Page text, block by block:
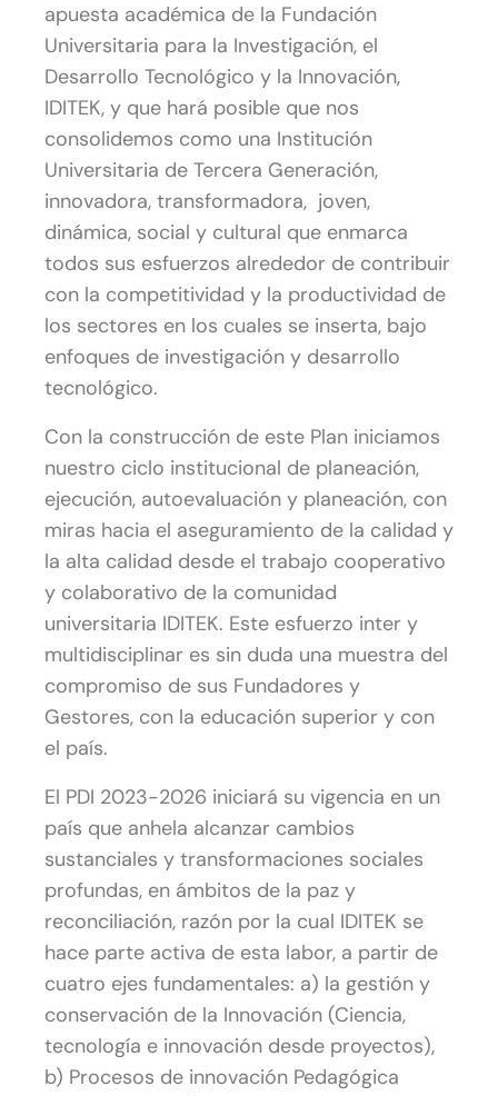
apuesta académica de la Fundación
Universitaria para la Investigación, el
Desarrollo Tecnológico y la Innovación,
IDITEK, y que hará posible que nos
consolidemos como una Institución
Universitaria de Tercera Generación,
innovadora, transformadora, joven,
dinámica, social y cultural que enmarca
todos sus esfuerzos alrededor de contribuir
con la competitividad y la productividad de
los sectores en los cuales se inserta, bajo
enfoques de investigación y desarrollo
tecnológico.
Con la construcción de este Plan iniciamos
nuestro ciclo institucional de planeación,
ejecución, autoevaluación y planeación, con
miras hacia el aseguramiento de la calidad y
la alta calidad desde el trabajo cooperativo
y colaborativo de la comunidad
universitaria IDITEK. Este esfuerzo inter y
multidisciplinar es sin duda una muestra del
compromiso de sus Fundadores y
Gestores, con la educación superior y con
el país.
El PDI 2023-2026 iniciará su vigencia en un
país que anhela alcanzar cambios
sustanciales y transformaciones sociales
profundas, en ámbitos de la paz y
reconciliación, razón por la cual IDITEK se
hace parte activa de esta labor, a partir de
cuatro ejes fundamentales: a) la gestión y
conservación de la Innovación (Ciencia,
tecnología e innovación desde proyectos),
b) Procesos de innovación Pedagógica